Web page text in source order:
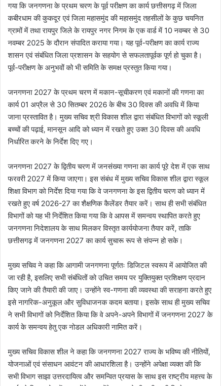
गया कि जनगणना के प्रथम चरण के पूर्व परीक्षण का कार्य छत्तीसगढ़ में जिला
कबीरधाम की कुकदूर एवं जिला महासमुंद की महासमुंद तहसीलों के कुछ चयनित
ग्रामों में तथा रायपुर जिले के रायपुर नगर निगम के एक वार्ड में 10 नवम्बर से 30
नवम्बर 2025 के दौरान संपादित कराया गया। यह पूर्व-परीक्षण का कार्य राज्य
शासन एवं संबंधित जिला प्रशासन के सहयोग से सफलतापूर्वक पूर्ण हो चुका है।
पूर्व-परीक्षण के अनुभवों को भी समिति के समक्ष प्रस्तुत किया गया।
जनगणना 2027 के प्रथम चरण में मकान-सूचीकरण एवं मकानों की गणना का
कार्य 01 अप्रैल से 30 सितम्बर 2026 के बीच 30 दिवस की अवधि में किया
जाना प्रस्तावित है। मुख्य सचिव श्री विकास शील द्वारा संबंधित विभागों को स्कूली
बच्चों की पढ़ाई, मानसून आदि को ध्यान में रखते हुए उक्त 30 दिवस की अवधि
निर्धारित करने के निर्देश दिए गए।
जनगणना 2027 के द्वितीय चरण में जनसंख्या गणना का कार्य पूरे देश में एक साथ
फरवरी 2027 में किया जाएगा। इस संबंध में मुख्य सचिव विकास शील द्वारा स्कूल
शिक्षा विभाग को निर्देश दिया गया कि वे जनगणना के इस द्वितीय चरण को ध्यान में
रखते हुए वर्ष 2026-27 का शैक्षणिक कैलेंडर तैयार करें। साथ ही सभी संबंधित
विभागों को यह भी निर्देशित किया गया कि वे आपस में समन्वय स्थापित करते हुए
जनगणना निदेशालय के साथ मिलकर विस्तृत कार्ययोजना तैयार करें, ताकि
छत्तीसगढ़ में जनगणना 2027 का कार्य सुचारू रूप से संपन्न हो सके।
मुख्य सचिव ने कहा कि आगामी जनगणना पूर्णतः डिजिटल स्वरूप में आयोजित की
जा रही है, इसलिए सभी संबंधितों को उचित समय पर युक्तियुक्त प्रशिक्षण प्रदान
किए जाने की तैयारी की जाए। उन्होंने स्व-गणना की व्यवस्था की सराहना करते हुए
इसे नागरिक-अनुकूल और सुविधाजनक कदम बताया। इसके साथ ही मुख्य सचिव
ने सभी विभागों को निर्देशित किया कि वे अपने-अपने विभागों में जनगणना 2027 के
कार्य के समन्वय हेतु एक नोडल अधिकारी नामित करें।
मुख्य सचिव विकास शील ने कहा कि जनगणना 2027 राज्य के भविष्य की नीतियों,
योजनाओं एवं संसाधन आवंटन की आधारशिला है। उन्होंने अपेक्षा व्यक्त की कि
सभी विभाग साझा उत्तरदायित्व और समन्वित प्रयास के साथ इस राष्ट्रीय महत्त्व के